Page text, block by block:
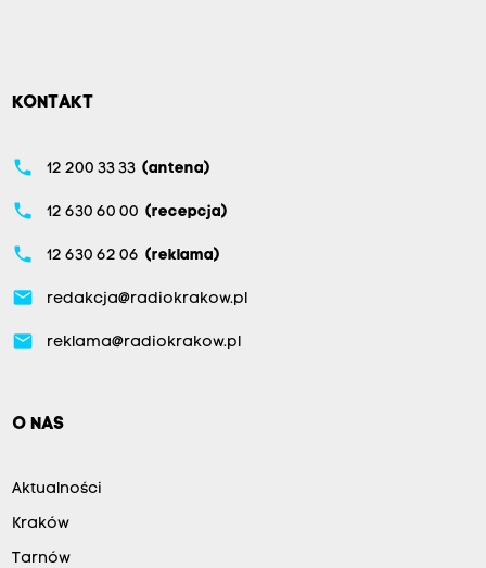
KONTAKT
phone 12 200 33 33 (antena)
phone 12 630 60 00 (recepcja)
phone 12 630 62 06 (reklama)
email redakcja@radiokrakow.pl
email reklama@radiokrakow.pl
O NAS
Aktualności
Kraków
Tarnów